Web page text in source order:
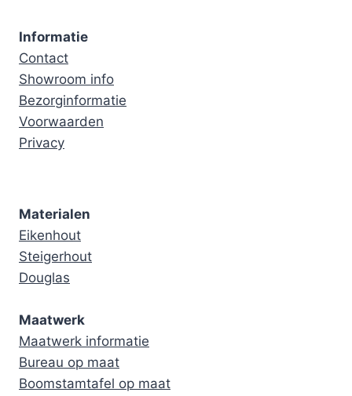
Informatie
Contact
Showroom info
Bezorginformatie
Voorwaarden
Privacy
Materialen
Eikenhout
Steigerhout
Douglas
Maatwerk
Maatwerk informatie
Bureau op maat
Boomstamtafel op maat